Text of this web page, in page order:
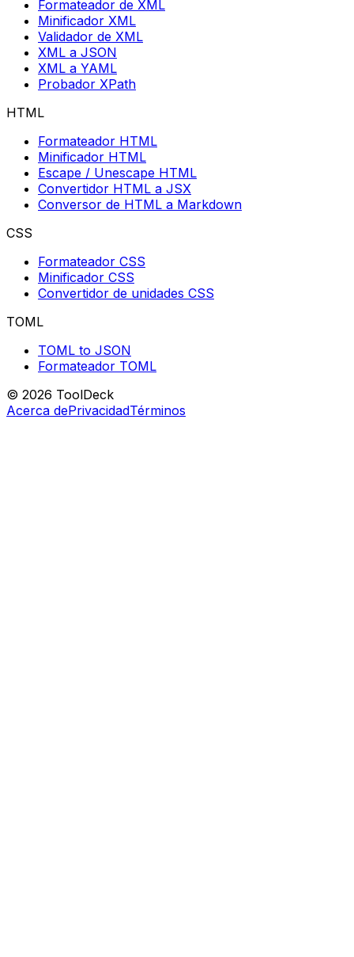
Formateador de XML
Minificador XML
Validador de XML
XML a JSON
XML a YAML
Probador XPath
HTML
Formateador HTML
Minificador HTML
Escape / Unescape HTML
Convertidor HTML a JSX
Conversor de HTML a Markdown
CSS
Formateador CSS
Minificador CSS
Convertidor de unidades CSS
TOML
TOML to JSON
Formateador TOML
© 2026 ToolDeck
Acerca dePrivacidadTérminos